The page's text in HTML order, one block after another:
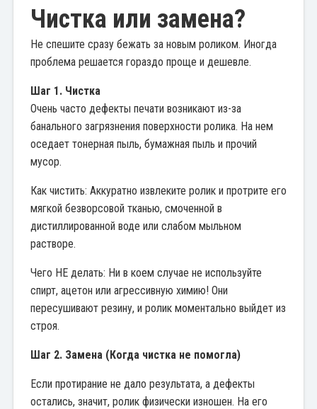
Чистка или замена?
Не спешите сразу бежать за новым роликом. Иногда
проблема решается гораздо проще и дешевле.
Шаг 1. Чистка
Очень часто дефекты печати возникают из-за
банального загрязнения поверхности ролика. На нем
оседает тонерная пыль, бумажная пыль и прочий
мусор.
Как чистить: Аккуратно извлеките ролик и протрите его
мягкой безворсовой тканью, смоченной в
дистиллированной воде или слабом мыльном
растворе.
Чего НЕ делать: Ни в коем случае не используйте
спирт, ацетон или агрессивную химию! Они
пересушивают резину, и ролик моментально выйдет из
строя.
Шаг 2. Замена (Когда чистка не помогла)
Если протирание не дало результата, а дефекты
остались, значит, ролик физически изношен. На его